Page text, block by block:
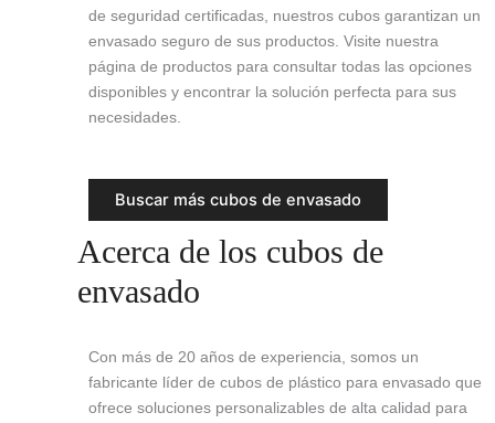
de seguridad certificadas, nuestros cubos garantizan un
envasado seguro de sus productos. Visite nuestra
página de productos para consultar todas las opciones
disponibles y encontrar la solución perfecta para sus
necesidades.
Buscar más cubos de envasado
Acerca de los cubos de
envasado
Con más de 20 años de experiencia, somos un
fabricante líder de cubos de plástico para envasado que
ofrece soluciones personalizables de alta calidad para